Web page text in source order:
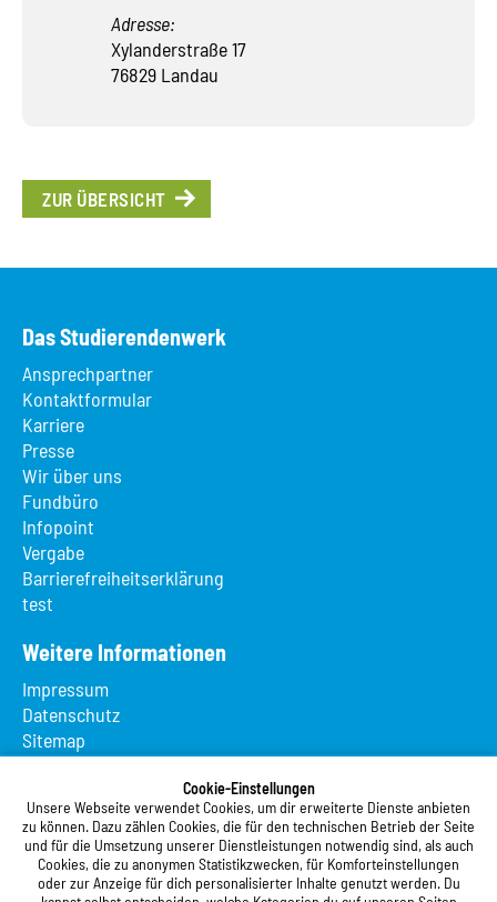
Cookie-Einstellungen
Unsere Webseite verwendet Cookies, um dir erweiterte Dienste anbieten
zu können. Dazu zählen Cookies, die für den technischen Betrieb der Seite
und für die Umsetzung unserer Dienstleistungen notwendig sind, als auch
Cookies, die zu anonymen Statistikzwecken, für Komforteinstellungen
oder zur Anzeige für dich personalisierter Inhalte genutzt werden. Du
Adresse:
Xylanderstraße 17
76829 Landau
ZUR ÜBERSICHT
Das Studierendenwerk
Ansprechpartner
Kontaktformular
Karriere
Presse
Wir über uns
Fundbüro
Infopoint
Vergabe
Barrierefreiheitserklärung
test
Weitere Informationen
Impressum
Datenschutz
Sitemap
Registrierung
Studierendenwerk Vorderpfalz